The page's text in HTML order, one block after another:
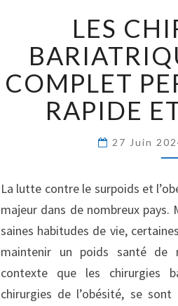
LES
COMPLET
RAPIDE
27 Juin
La lutte contre le surpoids et
majeur dans de nombreux
saines habitudes de vie,
maintenir un poids santé de
contexte que les chirurgies
chirurgies de l’obésité, se